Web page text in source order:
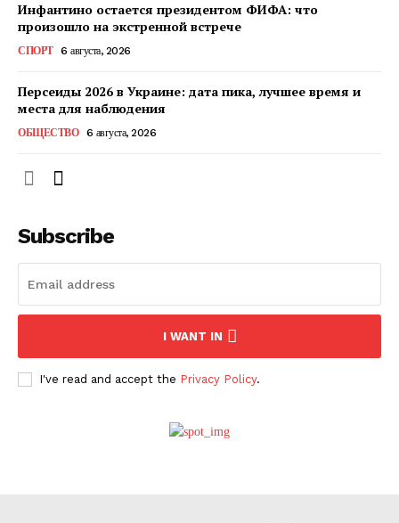
Инфантино остается президентом ФИФА: что
произошло на экстренной встрече
СПОРТ 6 августа, 2026
Персеиды 2026 в Украине: дата пика, лучшее время и
места для наблюдения
ОБЩЕСТВО 6 августа, 2026
Subscribe
I WANT IN
I've read and accept the Privacy Policy.